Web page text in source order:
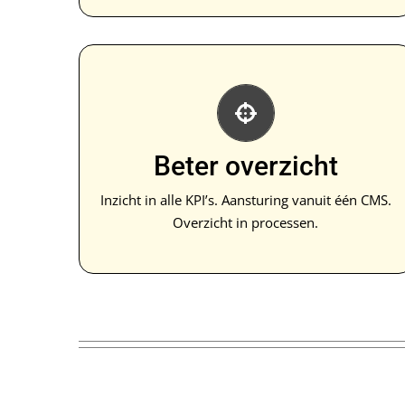
Beter overzicht
Inzicht in alle KPI’s. Aansturing vanuit één CMS.
Overzicht in processen.
Overzichtelijke efficiëntie
Altijd een actueel overzicht van de personele
bezetting, vakantie- en verzuimdagen.
Eenvoudige aansturing van alle planningen,
communicatie en trainingen per individu of
groep.